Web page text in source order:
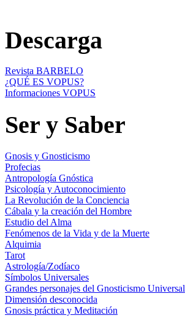
Descarga
Revista BARBELO
¿QUÉ ES VOPUS?
Informaciones VOPUS
Ser y Saber
Gnosis y Gnosticismo
Profecias
Antropología Gnóstica
Psicología y Autoconocimiento
La Revolución de la Conciencia
Cábala y la creación del Hombre
Estudio del Alma
Fenómenos de la Vida y de la Muerte
Alquimia
Tarot
Astrología/Zodíaco
Símbolos Universales
Grandes personajes del Gnosticismo Universal
Dimensión desconocida
Gnosis práctica y Meditación